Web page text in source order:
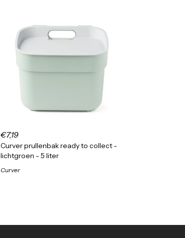
€7,19
Curver prullenbak ready to collect -
lichtgroen - 5 liter
Curver